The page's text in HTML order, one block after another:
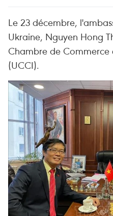
Le 23 décembre,
Ukraine, Nguyen Hong
Chambre de Commerce
(UCCI).